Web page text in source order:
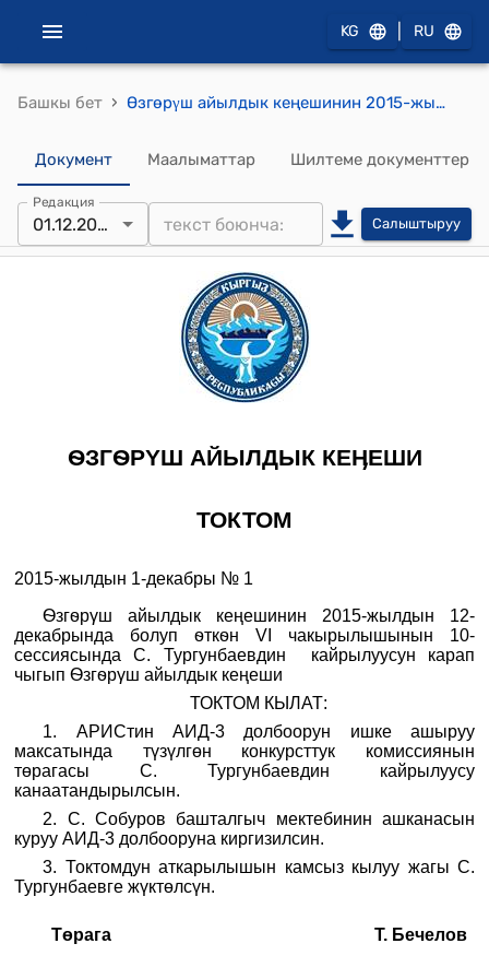
KG RU
Башкы бет › Ѳзгѳрγш айылдык кеңешинин 2015-жылдын 1-декабрындагы № 1 (С. Тургунбаевдин кайрылуусун карап чыгуу жѳнγндѳ) токтому
Документ Маалыматтар Шилтеме документтер
Редакция
01.12.2015 Салыштыруу